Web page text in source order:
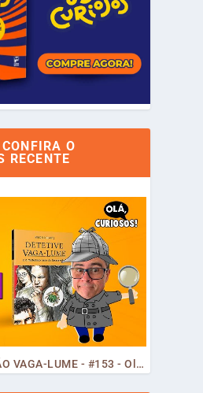
O
RECENTE
MEMÓRIAS DA COLEÇÃO VAGA-LUME - #153 - Olá, Curiosos! 2023